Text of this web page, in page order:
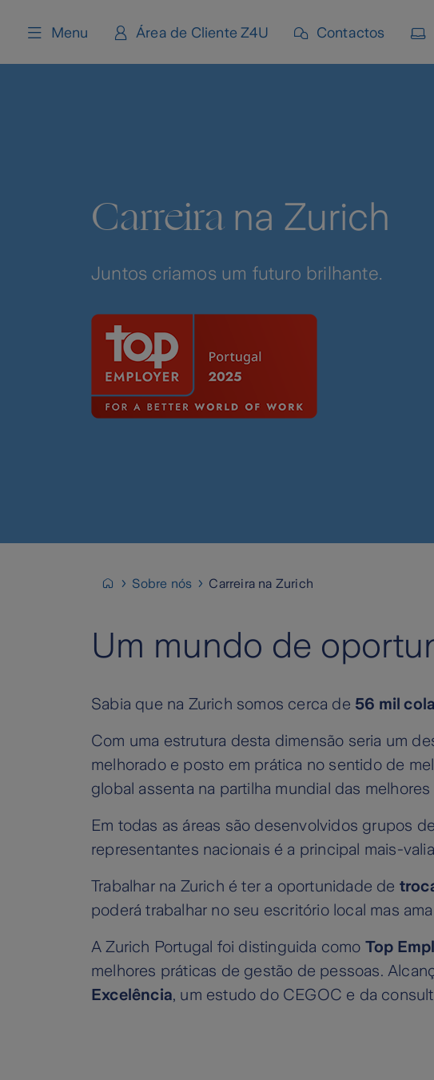
Menu Área de Cliente Z4U Contactos
Carreira na Zurich
Juntos criamos um futuro brilhante.
Sobre nós Carreira na Zurich
Um mundo de
Sabia que na Zurich somos cerca de 56 mil
Com uma estrutura desta dimensão seria um
melhorado e posto em prática no sentido de
global assenta na partilha mundial das
Em todas as áreas são desenvolvidos grupos
representantes nacionais é a principal mais-
Trabalhar na Zurich é ter a oportunidade de
poderá trabalhar no seu escritório local mas
A Zurich Portugal foi distinguida como Top
melhores práticas de gestão de pessoas.
Excelência, um estudo do CEGOC e da